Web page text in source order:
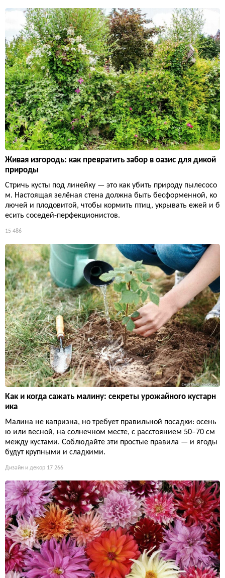
Живая изгородь: как превратить забор в оазис для дикой
природы
Стричь кусты под линейку — это как убить природу пылесосо
м. Настоящая зелёная стена должна быть бесформенной, ко
лючей и плодовитой, чтобы кормить птиц, укрывать ежей и б
есить соседей-перфекционистов.
15 486
Как и когда сажать малину: секреты урожайного кустарн
ика
Малина не капризна, но требует правильной посадки: осень
ю или весной, на солнечном месте, с расстоянием 50–70 см
между кустами. Соблюдайте эти простые правила — и ягоды
будут крупными и сладкими.
Дизайн и декор 17 266